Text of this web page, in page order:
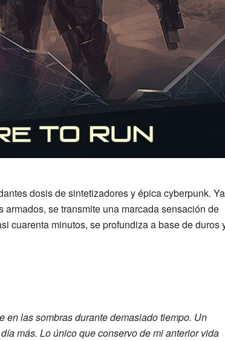
dosis de sintetizadores y épica cyberpunk. Ya
se transmite una marcada sensación de
cuarenta minutos, se profundiza a base de duros
en las sombras durante demasiado tiempo. Un
más. Lo único que conservo de mi anterior vida